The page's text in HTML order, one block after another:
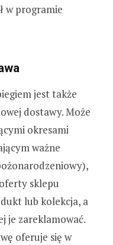
w programie
jest także
dostawy. Może
okresami
ważne
sklepu
lub kolekcja, a
je zareklamować.
oferuje się w